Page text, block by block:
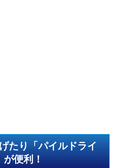
たり「パイルドライ
便利！